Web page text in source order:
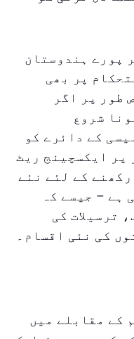
پورے ہندوستان
پر بھی
طور پر اگر
شروع
کے دائرے کو
پر ایکسچینج ریٹ
کے لئے نئے
ہے – جیسے کہ
ترسیلات کی
کی نئی اقسام۔
کے مقابلے میں